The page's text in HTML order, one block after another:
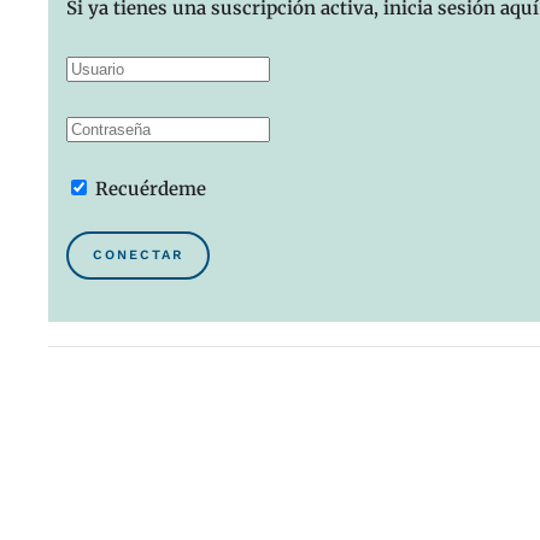
Si ya tienes una suscripción activa, inicia sesión
Recuérdeme
CONECTAR